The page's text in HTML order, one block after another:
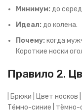
Минимум: до
Идеал: до колена.
Почему: когда
Короткие носки
Правило 2.
| Брюки | Цвет
Тёмно-синие | тёмно-